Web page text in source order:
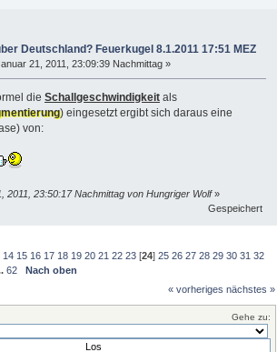
Deutschland? Feuerkugel 8.1.2011 17:51 MEZ
21, 2011, 23:09:39 Nachmittag »
die Schallgeschwindigkeit als
) eingesetzt ergibt sich daraus eine
von:
2011, 23:50:17 Nachmittag von Hungriger Wolf»
Gespeichert
14 15 16 17 18 19 20 21 22 23 [24]25 26 27 28 29 30 31 32
62
Nach oben
« vorheriges nächstes »
Gehe zu: